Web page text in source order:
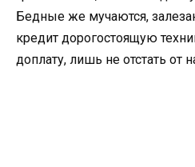
Бедные же мучаются,
кредит дорогостоящую
доплату, лишь не отстать от